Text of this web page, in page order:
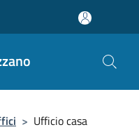
> Ufficio casa